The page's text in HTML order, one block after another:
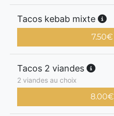
Tacos kebab mixte
7.50€
Tacos 2 viandes
2 viandes au choix
8.00€